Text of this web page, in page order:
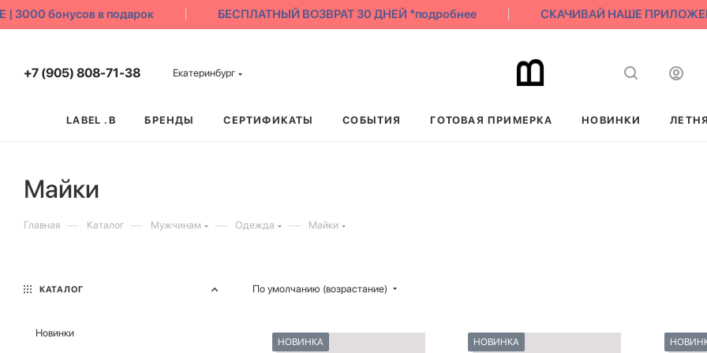
бонусов в подарок БЕСПЛАТНЫЙ ВОЗВРАТ 30 ДНЕЙ *подробнее СКАЧИВАЙ НАШЕ
+7 (905) 808-71-38 Екатеринбург
LABEL .B БРЕНДЫ СЕРТИФИКАТЫ СОБЫТИЯ ГОТОВАЯ ПРИМЕРКА НОВИНКИ
Майки
Главная — Каталог — Мужчинам — Одежда — Майки
По умолчанию (возрастание)
НОВИНКА НОВИНКА
КАТАЛОГ
Новинки